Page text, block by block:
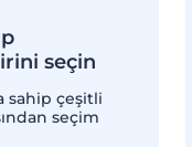
seçin
sahip çeşitli
seçim